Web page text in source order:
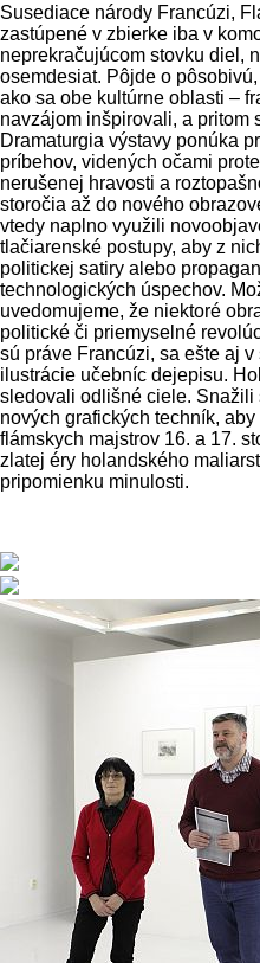
Susediace národy Francúzi,
zastúpené v zbierke iba v
neprekračujúcom stovku diel,
osemdesiat. Pôjde o
ako sa obe kultúrne oblasti –
navzájom inšpirovali, a pritom
Dramaturgia výstavy ponúka
príbehov, videných očami
nerušenej hravosti a
storočia až do nového
vtedy naplno využili
tlačiarenské postupy, aby z
politickej satiry alebo
technologických úspechov.
uvedomujeme, že niektoré
politické či priemyselné
sú práve Francúzi, sa ešte aj
ilustrácie učebníc dejepisu.
sledovali odlišné ciele.
nových grafických techník,
flámskych majstrov 16. a 17.
zlatej éry holandského
pripomienku minulosti.